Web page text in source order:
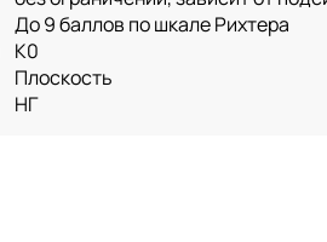
До 9 баллов по шкале Рихтера
K0
Плоскость
НГ